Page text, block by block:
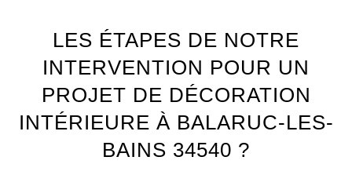
LES ÉTAPES DE NOTRE
INTERVENTION POUR UN
PROJET DE DÉCORATION
INTÉRIEURE À BALARUC-LES-
BAINS 34540 ?